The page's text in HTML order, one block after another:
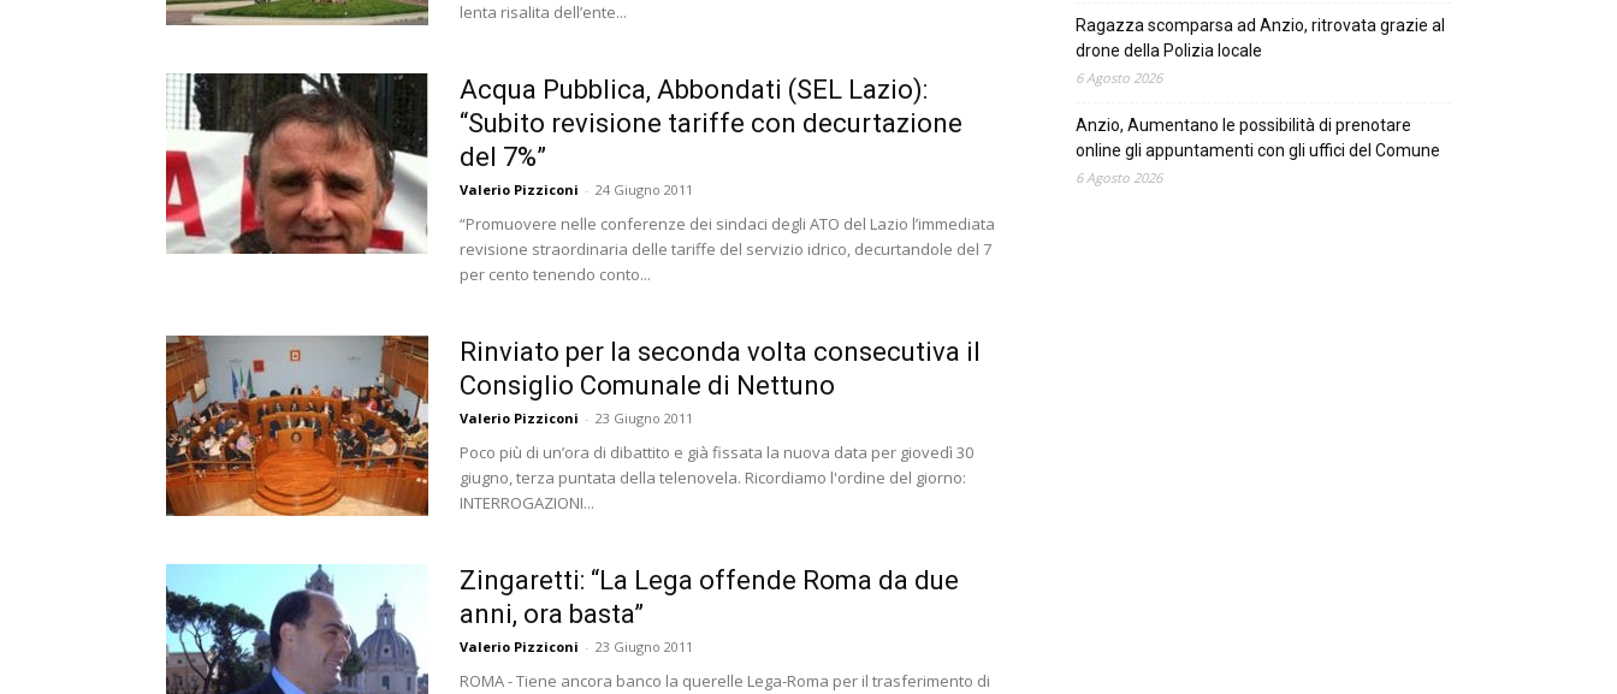
lenta risalita dell’ente...
Acqua Pubblica, Abbondati (SEL Lazio):
“Subito revisione tariffe con decurtazione
del 7%”
Valerio Pizziconi - 24 Giugno 2011
“Promuovere nelle conferenze dei sindaci degli ATO del Lazio l’immediata
revisione straordinaria delle tariffe del servizio idrico, decurtandole del 7
per cento tenendo conto...
Rinviato per la seconda volta consecutiva il
Consiglio Comunale di Nettuno
Valerio Pizziconi - 23 Giugno 2011
Poco più di un’ora di dibattito e già fissata la nuova data per giovedì 30
giugno, terza puntata della telenovela. Ricordiamo l'ordine del giorno:
INTERROGAZIONI...
Zingaretti: “La Lega offende Roma da due
anni, ora basta”
Valerio Pizziconi - 23 Giugno 2011
ROMA - Tiene ancora banco la querelle Lega-Roma per il trasferimento di
Ragazza scomparsa ad Anzio, ritrovata grazie al
drone della Polizia locale
6 Agosto 2026
Anzio, Aumentano le possibilità di prenotare
online gli appuntamenti con gli uffici del Comune
6 Agosto 2026